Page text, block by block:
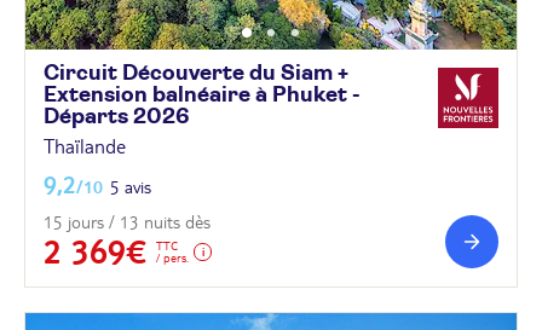
Circuit Découverte du Siam +
Extension balnéaire à Phuket -
Départs 2026
Thaïlande
9,2/10 5 avis
15 jours / 13 nuits dès
2 369€
TTC
/ pers.